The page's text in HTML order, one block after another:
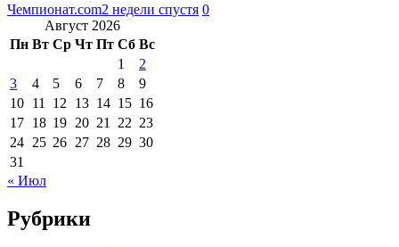
Чемпионат.com2 недели спустя 0
Август 2026
Пн Вт Ср Чт Пт Сб Вс
1
2
3
4 5 6 7 8
9
10 11 12 13 14 15 16
17 18 19 20 21 22 23
24 25 26 27 28 29 30
31
« Июл
Рубрики